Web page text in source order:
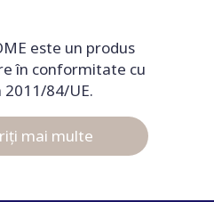
este un produs
în conformitate cu
2011/84/UE.
mai multe